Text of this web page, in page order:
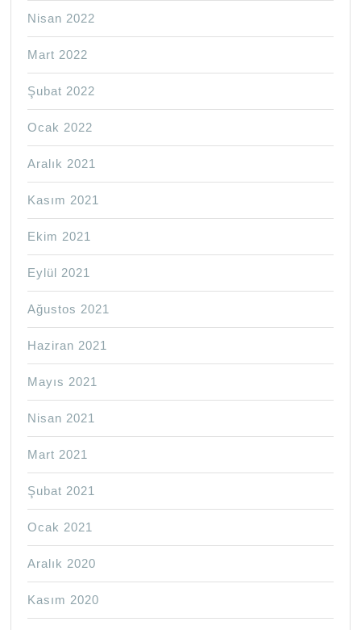
Nisan 2022
Mart 2022
Şubat 2022
Ocak 2022
Aralık 2021
Kasım 2021
Ekim 2021
Eylül 2021
Ağustos 2021
Haziran 2021
Mayıs 2021
Nisan 2021
Mart 2021
Şubat 2021
Ocak 2021
Aralık 2020
Kasım 2020